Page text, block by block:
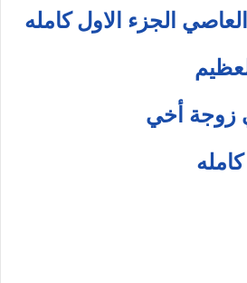
الجزء الاول كامله
زوجة أخي